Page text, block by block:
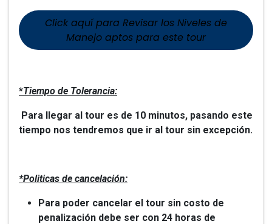
Click aquí para Revisar los Niveles de
Manejo aptos para este tour
*Tiempo de Tolerancia:
Para llegar al tour es de 10 minutos, pasando este
tiempo nos tendremos que ir al tour sin excepción.
*Politicas de cancelación:
Para poder cancelar el tour sin costo de
penalización debe ser con 24 horas de